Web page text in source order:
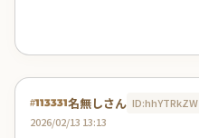
#113331名無しさん ID:hhYTRkZW
2026/02/13 13:13